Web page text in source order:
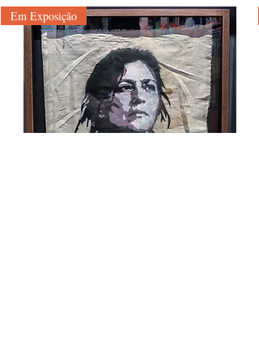
que, à época, conferia ao profissional uma
sólida base multidisciplinar e a
competência técnica para o exercício da
docência e da produção estética em
múltiplas linguagens
Em Exposição